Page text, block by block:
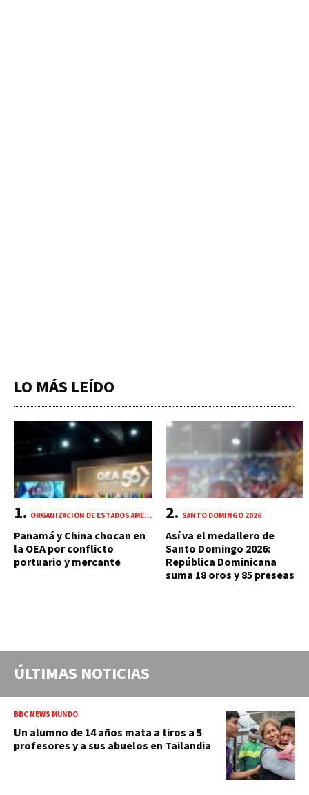
LO MÁS LEÍDO
ORGANIZACIÓN DE ESTADOS AMERICANOS (OEA)
Panamá y China chocan en
la OEA por conflicto
portuario y mercante
SANTO DOMINGO 2026
Así va el medallero de
Santo Domingo 2026:
República Dominicana
suma 18 oros y 85 preseas
ÚLTIMAS NOTICIAS
BBC NEWS MUNDO
Un alumno de 14 años mata a tiros a 5
profesores y a sus abuelos en Tailandia